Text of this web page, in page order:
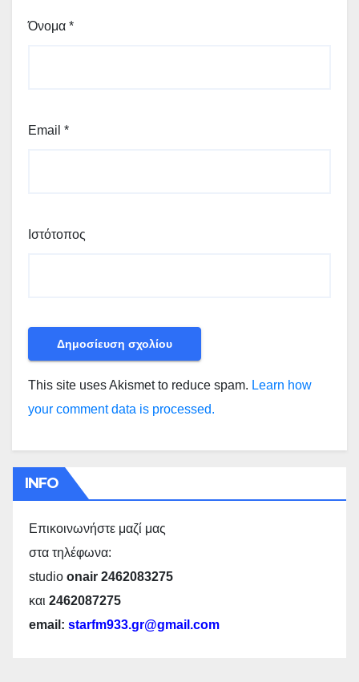
Όνομα *
Email *
Ιστότοπος
This site uses Akismet to reduce spam. Learn how
your comment data is processed.
INFO
Επικοινωνήστε μαζί μας
στα τηλέφωνα:
studio onair 2462083275
και 2462087275
email: starfm933.gr@gmail.com